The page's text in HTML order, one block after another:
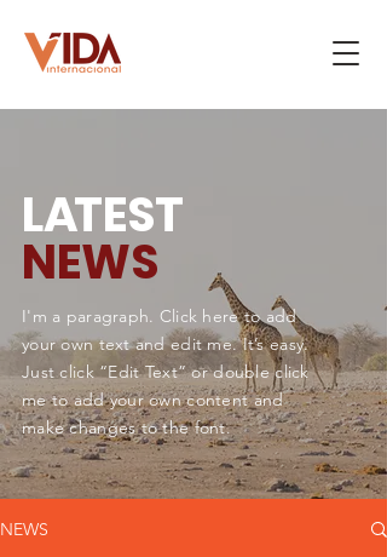
LATEST
NEWS
I'm a paragraph. Click here to add
your own text and edit me. It’s easy.
Just click “Edit Text” or double click
me to add your own content and
make changes to the font.
NEWS